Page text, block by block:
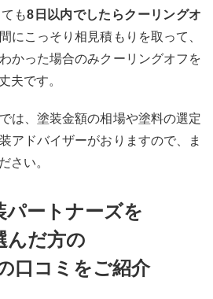
も8日以内でしたらクーリングオ
にこっそり相見積もりを取って、
かった場合のみクーリングオフを
夫です。
は、塗装金額の相場や塗料の選定
アドバイザーがおりますので、ま
さい。
パートナーズを
んだ方の
口コミをご紹介